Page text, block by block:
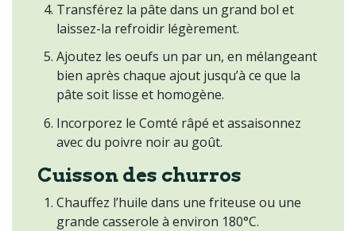
Transférez la pâte dans un grand bol et
laissez-la refroidir légèrement.
Ajoutez les oeufs un par un, en mélangeant
bien après chaque ajout jusqu’à ce que la
pâte soit lisse et homogène.
Incorporez le Comté râpé et assaisonnez
avec du poivre noir au goût.
Cuisson des churros
Chauffez l’huile dans une friteuse ou une
grande casserole à environ 180°C.